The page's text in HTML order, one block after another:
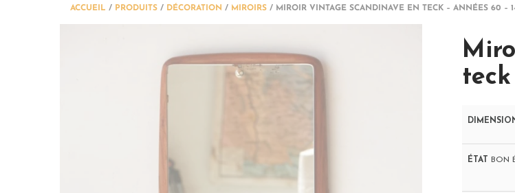
ACCUEIL / PRODUITS / DÉCORATION / MIROIRS / MIROIR VINTAGE SCANDINAVE EN TECK – ANNÉES 60 –
teck
ÉTAT BON